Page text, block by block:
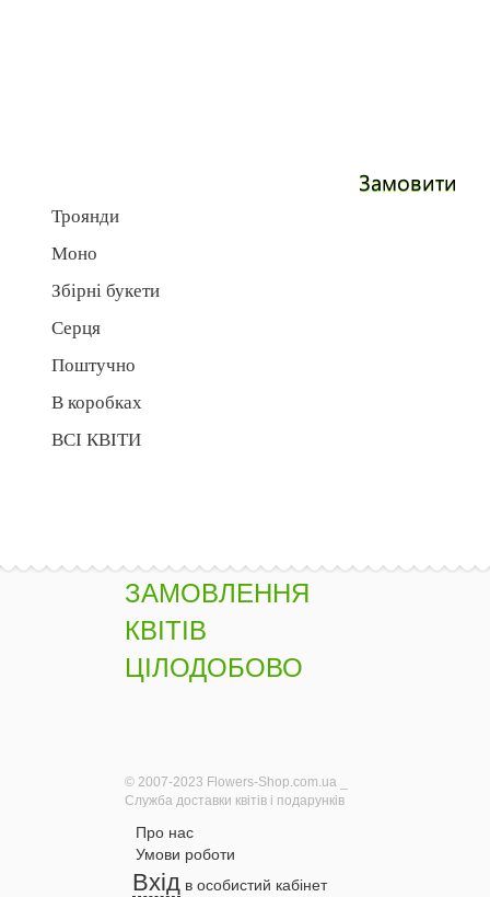
Замовити
Троянди
Моно
Збірні букети
Серця
Поштучно
В коробках
ВСІ КВІТИ
ЗАМОВЛЕННЯ
КВІТІВ
ЦІЛОДОБОВО
© 2007-2023 Flowers-Shop.com.ua _
Служба доставки квітів і подарунків
Про нас
Умови роботи
Вхід в особистий кабінет